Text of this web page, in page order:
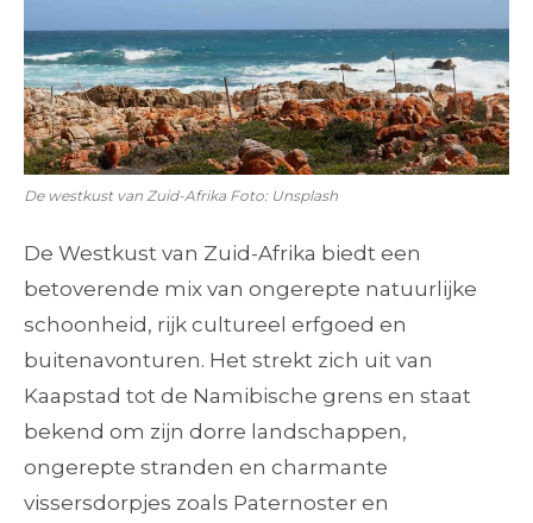
De westkust van Zuid-Afrika Foto: Unsplash
De Westkust van Zuid-Afrika biedt een
betoverende mix van ongerepte natuurlijke
schoonheid, rijk cultureel erfgoed en
buitenavonturen. Het strekt zich uit van
Kaapstad tot de Namibische grens en staat
bekend om zijn dorre landschappen,
ongerepte stranden en charmante
vissersdorpjes zoals Paternoster en